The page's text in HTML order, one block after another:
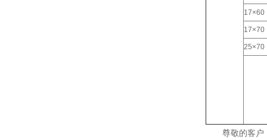
17×60
17×70
25×70
尊敬的客户